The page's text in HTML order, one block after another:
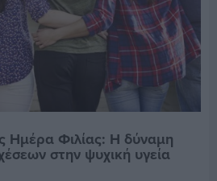
Ημέρα Φιλίας: Η δύναμη
στην ψυχική υγεία